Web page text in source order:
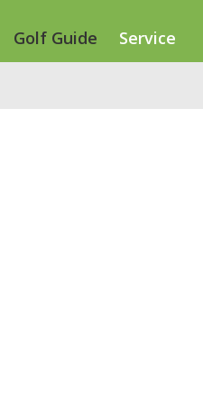
Golf Guide Service